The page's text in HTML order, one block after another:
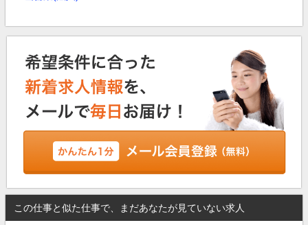
この仕事と似た仕事で、まだあなたが見ていない求人